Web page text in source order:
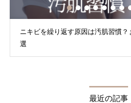
汚肌習慣？まず見直すべき基本10
最近の記事